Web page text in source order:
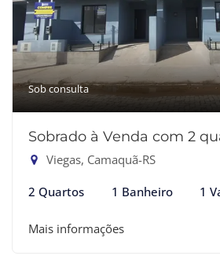
Sob consulta
Sobrado à Venda com 2
Viegas, Camaquã-RS
2 Quartos 1 Banheiro 1
Mais informações